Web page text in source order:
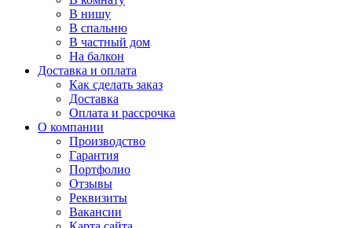
В нишу
В спальню
В частный дом
На балкон
Доставка и оплата
Как сделать заказ
Доставка
Оплата и рассрочка
О компании
Производство
Гарантия
Портфолио
Отзывы
Реквизиты
Вакансии